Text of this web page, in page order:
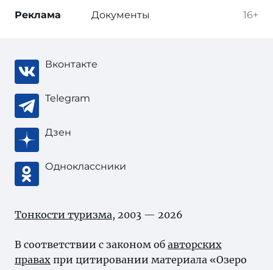
16+
Реклама Документы
Вконтакте
Telegram
Дзен
Одноклассники
Тонкости туризма, 2003 — 2026
В соответствии с законом об авторских
правах при цитировании материала «Озеро